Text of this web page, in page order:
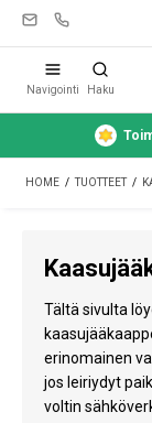
Leirintävarusteet
Teltat
Puhdistus ja hoito
Matkavarusteet
Auto ja peräkärry
Navigointi Haku
HOME / TUOTTEET /
Tältä sivulta
erinomainen
jos leiriydyt
voltin